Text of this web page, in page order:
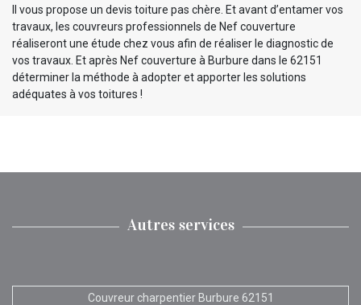
Il vous propose un devis toiture pas chère. Et avant d’entamer vos
travaux, les couvreurs professionnels de Nef couverture
réaliseront une étude chez vous afin de réaliser le diagnostic de
vos travaux. Et après Nef couverture à Burbure dans le 62151
déterminer la méthode à adopter et apporter les solutions
adéquates à vos toitures !
Autres services
Couvreur charpentier Burbure 62151